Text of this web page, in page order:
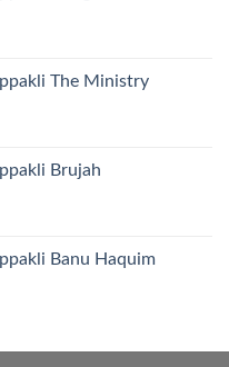
The Ministry
Brujah
Banu Haquim